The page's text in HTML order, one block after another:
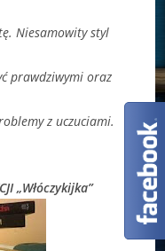
Niesamowity styl
prawdziwymi oraz
z uczuciami.
„Włóczykijka”